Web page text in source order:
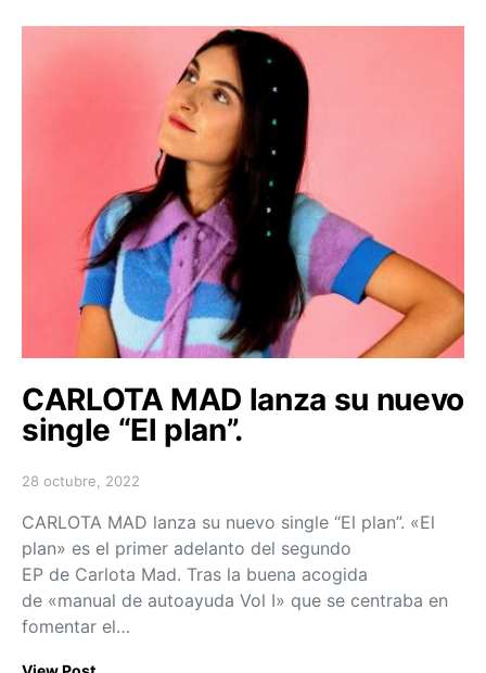
CARLOTA MAD lanza su nuevo
single “El plan”.
Posted on
28 octubre, 2022
CARLOTA MAD lanza su nuevo single “El plan”. «El
plan» es el primer adelanto del segundo
EP de Carlota Mad. Tras la buena acogida
de «manual de autoayuda Vol I» que se centraba en
fomentar el…